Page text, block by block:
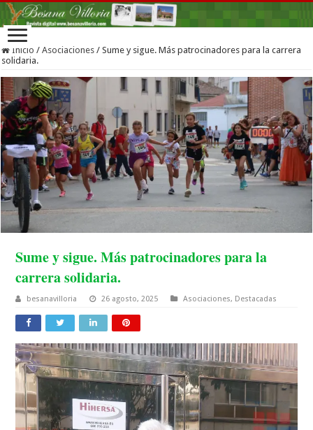
Inicio / Asociaciones / Sume y sigue. Más patrocinadores para la carrera
solidaria.
Sume y sigue. Más patrocinadores para la
carrera solidaria.
besanavilloria 26 agosto, 2025 Asociaciones, Destacadas